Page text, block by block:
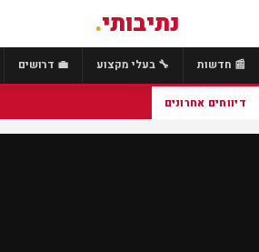
נתיבותי.
📰 חדשות 🔧 בעלי מקצוע 💼 דרושים
דיווחים אחרונים